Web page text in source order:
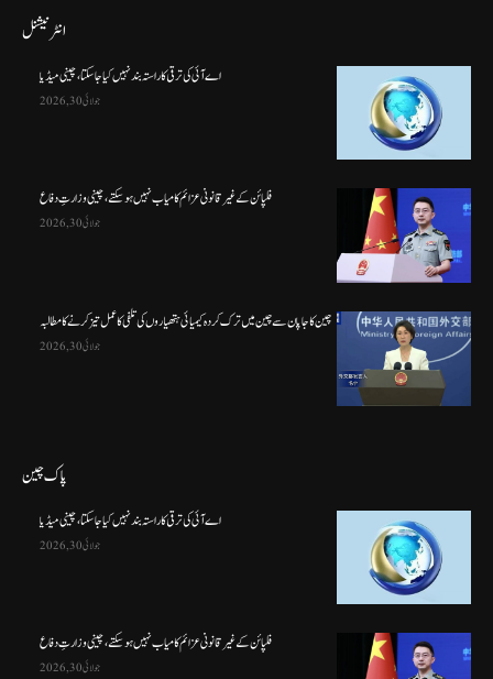
انٹرنیشنل
اے آئی کی ترقی کا راستہ بند نہیں کیا جا سکتا، چینی میڈیا
جولائی 30, 2026
فلپائن کے غیر قانونی عزائم کامیاب نہیں ہو سکتے ، چینی وزارتِ دفاع
جولائی 30, 2026
چین کا جاپان سے چین میں ترک کردہ کیمیائی ہتھیاروں کی تلفی کا عمل تیز کرنے کا مطالبہ
جولائی 30, 2026
پاک چین
اے آئی کی ترقی کا راستہ بند نہیں کیا جا سکتا، چینی میڈیا
جولائی 30, 2026
فلپائن کے غیر قانونی عزائم کامیاب نہیں ہو سکتے ، چینی وزارتِ دفاع
جولائی 30, 2026